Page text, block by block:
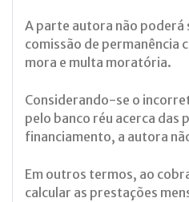
A parte autora não poderá
comissão de permanência
mora e multa moratória.
Considerando-se o
pelo banco réu acerca das
financiamento, a autora
Em outros termos, ao
calcular as prestações